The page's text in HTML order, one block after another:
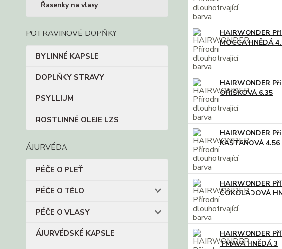
Řasenky na vlasy
POTRAVINOVÉ DOPŇKY
BYLINNÉ KAPSLE
DOPLŇKY STRAVY
PSYLLIUM
ROSTLINNÉ OLEJE LZS
ÁJURVÉDA
PÉČE O PLEŤ
PÉČE O TĚLO
PÉČE O VLASY
ÁJURVÉDSKÉ KAPSLE
HAIRWONDER
MOCCA HNĚDÁ
HAIRWONDER
OŘÍŠKOVÁ 6.35
HAIRWONDER
KAŠTANOVÁ 4.56
HAIRWONDER
ČOKOLÁDOVÁ
HAIRWONDER
TMAVÁ HNĚDÁ 3